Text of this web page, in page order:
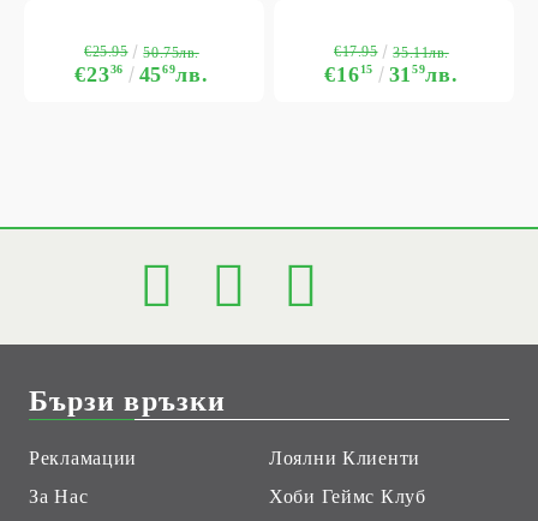
€2336 4569лв.
€25.95 50.75лв.
€1615 3159лв.
€17.95 35.11лв.
Бързи връзки
Рекламации
За Нас
Лоялни Клиенти
Хоби Геймс Клуб